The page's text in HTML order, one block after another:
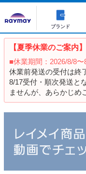
ブランド
【夏季休業のご案内】
■休業期間：2026/8/8〜
休業前発送の受付は終
8/17受付・順次発送と
ませんが、あらかじめ